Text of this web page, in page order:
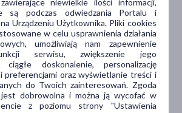
CORPORATION LIMITED
są podczas odwiedzania Portalu i
Urządzeniu Użytkownika. Pliki cookies
w celu usprawnienia działania
umożliwiają nam zapewnienie
serwisu, zwiększenie jego
ciągłe doskonalenie, personalizację
preferencjami oraz wyświetlanie treści i
do Twoich zainteresowań. Zgoda
dobrowolna i można ją wycofać w
z poziomu strony "Ustawienia